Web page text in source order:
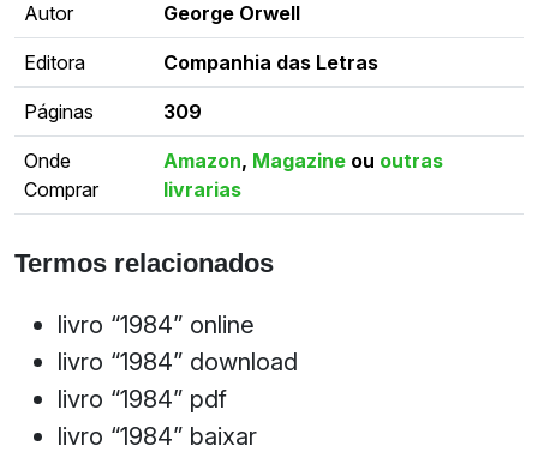
Autor George Orwell
Editora Companhia das Letras
Páginas 309
Onde
Comprar
Amazon, Magazine ou outras
livrarias
Termos relacionados
livro “1984” online
livro “1984” download
livro “1984” pdf
livro “1984” baixar